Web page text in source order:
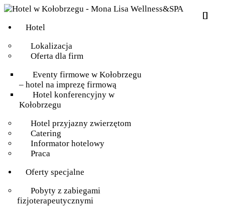
Hotel
Lokalizacja
Oferta dla firm
Eventy firmowe w Kołobrzegu
– hotel na imprezę firmową
Hotel konferencyjny w
Kołobrzegu
Hotel przyjazny zwierzętom
Catering
Informator hotelowy
Praca
Oferty specjalne
Pobyty z zabiegami
fizjoterapeutycznymi